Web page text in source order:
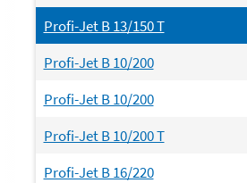
Profi-Jet B 13/150 T
Profi-Jet B 10/200
Profi-Jet B 10/200
Profi-Jet B 10/200 T
Profi-Jet B 16/220